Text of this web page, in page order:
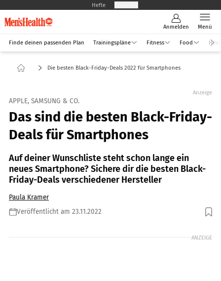
Hefte
Anmelden Menü
Finde deinen passenden Plan Trainingspläne Fitness Food
Die besten Black-Friday-Deals 2022 für Smartphones
Anzeige
APPLE, SAMSUNG & CO.
Das sind die besten Black-Friday-
Deals für Smartphones
Auf deiner Wunschliste steht schon lange ein
neues Smartphone? Sichere dir die besten Black-
Friday-Deals verschiedener Hersteller
Paula Kramer
Veröffentlicht am 23.11.2022
ANZEIGE